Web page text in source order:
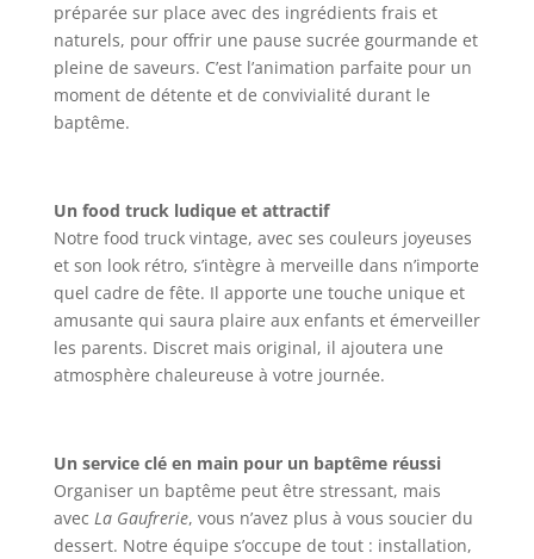
préparée sur place avec des ingrédients frais et
naturels, pour offrir une pause sucrée gourmande et
pleine de saveurs. C’est l’animation parfaite pour un
moment de détente et de convivialité durant le
baptême.
Un food truck ludique et attractif
Notre food truck vintage, avec ses couleurs joyeuses
et son look rétro, s’intègre à merveille dans n’importe
quel cadre de fête. Il apporte une touche unique et
amusante qui saura plaire aux enfants et émerveiller
les parents. Discret mais original, il ajoutera une
atmosphère chaleureuse à votre journée.
Un service clé en main pour un baptême réussi
Organiser un baptême peut être stressant, mais
avec La Gaufrerie, vous n’avez plus à vous soucier du
dessert. Notre équipe s’occupe de tout : installation,